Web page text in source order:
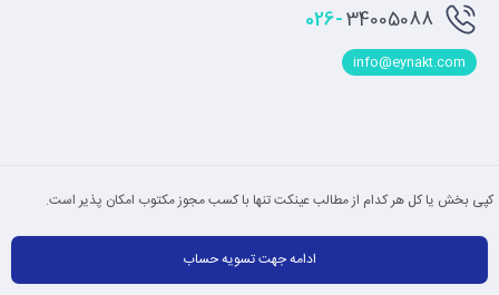
ادامه جهت تسویه حساب
026-34005088
info@eynakt.com
کپی بخش یا کل هر کدام از مطالب عینکت تنها با کسب مجوز مکتوب امکان پذیر است.